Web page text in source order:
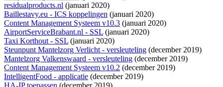
residualproducts.nl (januari 2020)
Baillestavy.eu - ICS koppelingen (januari 2020)
Content Management Systeem v10.3 (januari 2020)
AirportServiceBrabant.nl - SSL (januari 2020)
Taxi Korthout - SSL (januari 2020)
Steunpunt Mantelzorg Verlicht - versleuteling (december 2019)
Mantelzorg Valkenswaard - versleuteling (december 2019)
Content Management Systeem v10.2 (december 2019)
IntelligentFood - applicatie (december 2019)